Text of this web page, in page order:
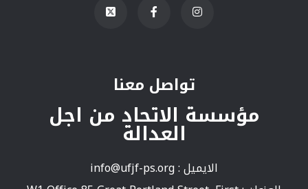
تواصل معنا
مؤسسة الاتحاد من اجل
العدالة
الايميل :info@ufjf-ps.org